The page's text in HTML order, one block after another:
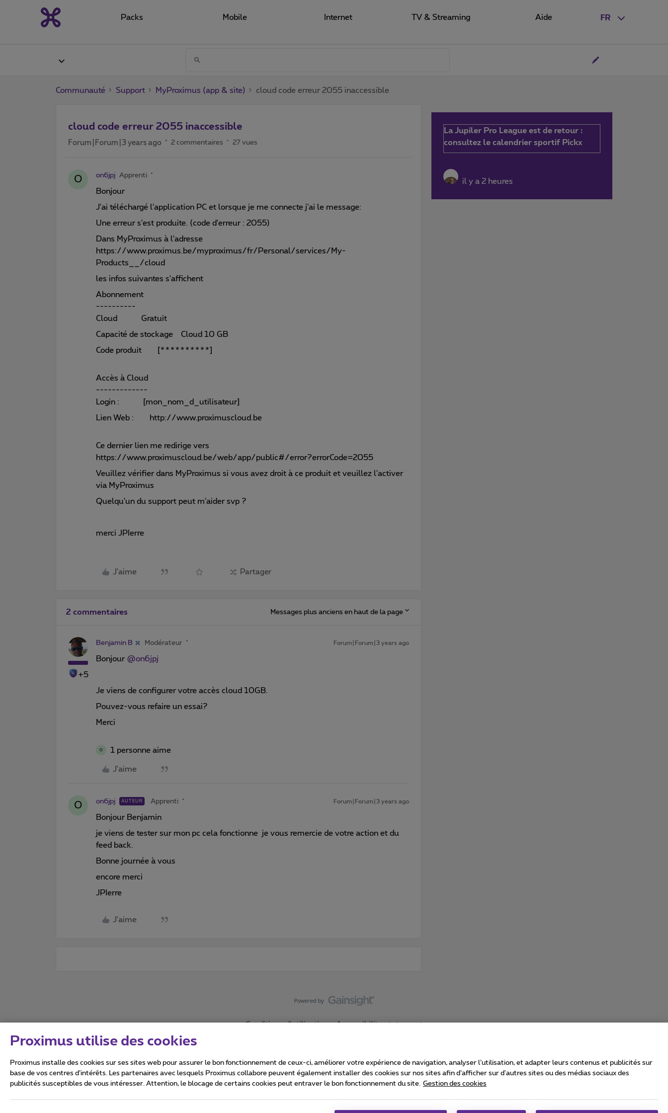
FR
Packs Mobile Internet TV & Streaming Aide
Communauté Support MyProximus (app & site) cloud code erreur 2055 inaccessible
cloud code erreur 2055 inaccessible
Forum|Forum|3 years ago 2 commentaires 27 vues
O on6jpj Apprenti
Bonjour
J'ai téléchargé l'application PC et lorsque je me connecte j'ai le message:
Une erreur s'est produite. (code d'erreur : 2055)
Dans MyProximus à l'adresse
https://www.proximus.be/myproximus/fr/Personal/services/My-
Products__/cloud
les infos suivantes s'affichent
Abonnement
----------
Cloud Gratuit
Capacité de stockage Cloud 10 GB
Code produit [**********]
Accès à Cloud
-------------
Login : [mon_nom_d_utilisateur]
Lien Web : http://www.proximuscloud.be
Ce dernier lien me redirige vers
https://www.proximuscloud.be/web/app/public#/error?errorCode=2055
Veuillez vérifier dans MyProximus si vous avez droit à ce produit et veuillez l'activer
via MyProximus
Quelqu'un du support peut m'aider svp ?
merci JPIerre
J'aime Partager
2 commentaires Messages plus anciens en haut de la page
+5
Benjamin B Modérateur Forum|Forum|3 years ago
Bonjour @on6jpj
Je viens de configurer votre accès cloud 10GB.
Pouvez-vous refaire un essai?
Merci
O 1 personne aime
J'aime
O on6jpj AUTEUR Apprenti Forum|Forum|3 years ago
Bonjour Benjamin
je viens de tester sur mon pc cela fonctionne je vous remercie de votre action et du
feed back.
Bonne journée à vous
encore merci
JPIerre
J'aime
La Jupiler Pro League est de retour :
consultez le calendrier sportif Pickx
il y a 2 heures
Conditions d'utilisation Accessibility statement
Tous droits réservés. ©2026Proximus
Carrier & Wholesale Solutions
Proximus utilise des cookies
Proximus installe des cookies sur ses sites web pour assurer le bon fonctionnement de ceux-ci, améliorer votre expérience de navigation, analyser l’utilisation, et adapter leurs contenus et publicités sur
base de vos centres d’intérêts. Les partenaires avec lesquels Proximus collabore peuvent également installer des cookies sur nos sites afin d’afficher sur d'autres sites ou des médias sociaux des
publicités susceptibles de vous intéresser. Attention, le blocage de certains cookies peut entraver le bon fonctionnement du site. Gestion des cookies